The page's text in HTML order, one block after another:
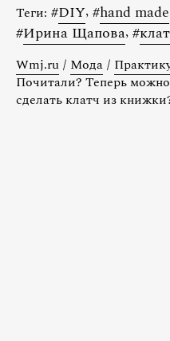
Теги: #DIY, #hand made
#Ирина Щапова, #
Wmj.ru / Мода /
Почитали? Теперь
сделать клатч из